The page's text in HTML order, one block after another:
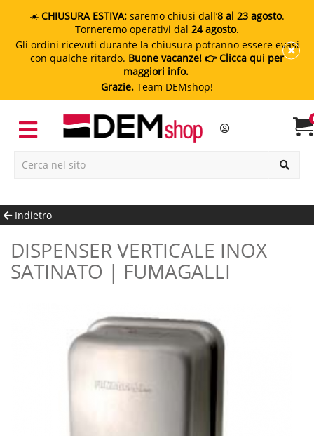
☀️ CHIUSURA ESTIVA: saremo chiusi dall’8 al 23 agosto.
Torneremo operativi dal 24 agosto.
Gli ordini ricevuti durante la chiusura potranno essere evasi
con qualche ritardo. Buone vacanze! 👉 Clicca qui per
maggiori info.
Grazie. Team DEMshop!
Indietro
DISPENSER VERTICALE INOX
SATINATO | FUMAGALLI